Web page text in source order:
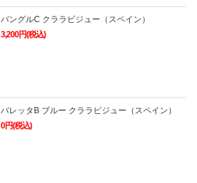
バングルC クララビジュー（スペイン）
3,200円(税込)
バレッタB ブルー クララビジュー（スペイン）
0円(税込)